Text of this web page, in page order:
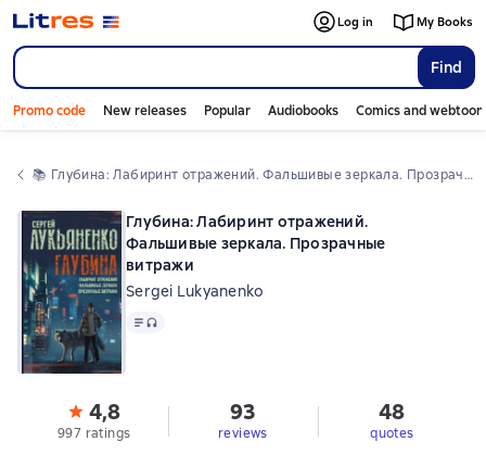
Find
Log in My Books
Promo code New releases Popular Audiobooks Comics and
📚 Глубина: Лабиринт отражений. Фальшивые зеркала. Прозрачные витражи
Глубина: Лабиринт отражений.
Фальшивые зеркала. Прозрачные
витражи
Sergei Lukyanenko
Text, audio format available
4,8
997 ratings
93
reviews
48
quotes